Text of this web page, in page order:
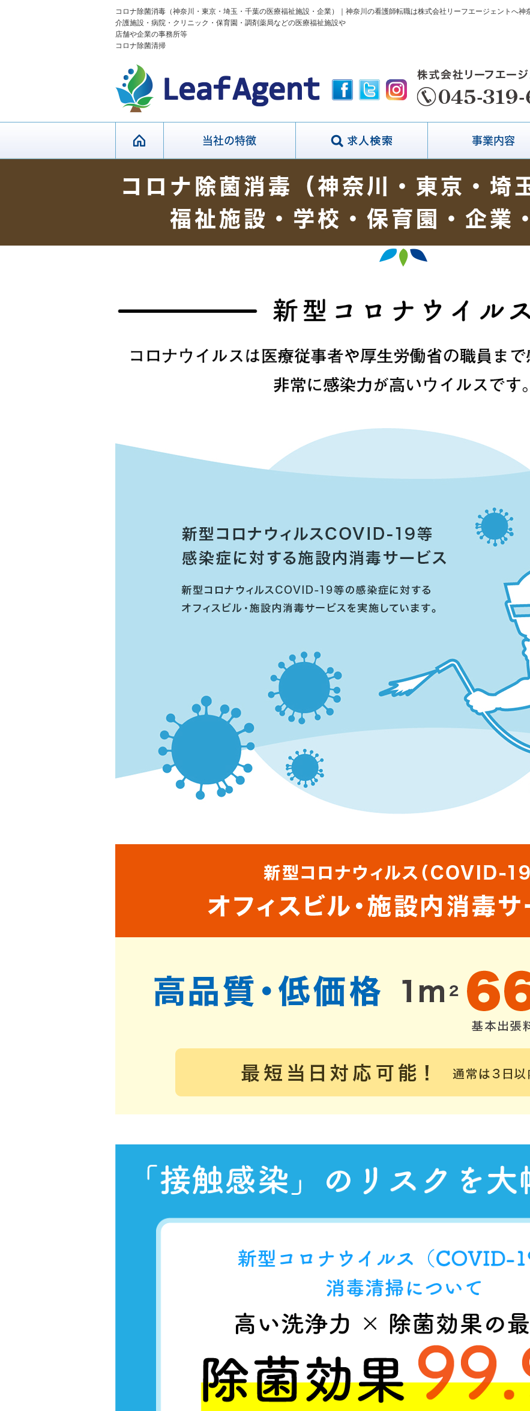
コロナ除菌消毒（神奈川・東京・埼玉・千葉の医療福祉施設・企業）｜神奈川の看護師転職は株式会社リーフエージェントへ神
介護施設・病院・クリニック・保育園・調剤薬局などの医療福祉施設や
店舗や企業の事務所等
コロナ除菌清掃
当社の特徴 事業内容
コロナ除菌消毒（神奈川・東京・埼
福祉施設・学校・保育園・企業